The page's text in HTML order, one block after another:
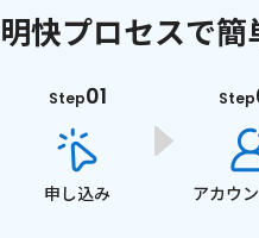
明快プロセスで簡
Step01
申し込み
Step
アカウ